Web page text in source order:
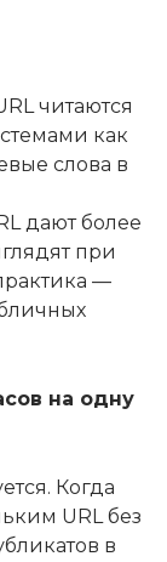
читаются
как
слова в
дают более
при
—
на одну
Когда
URL без
в